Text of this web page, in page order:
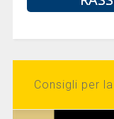
Consigli per